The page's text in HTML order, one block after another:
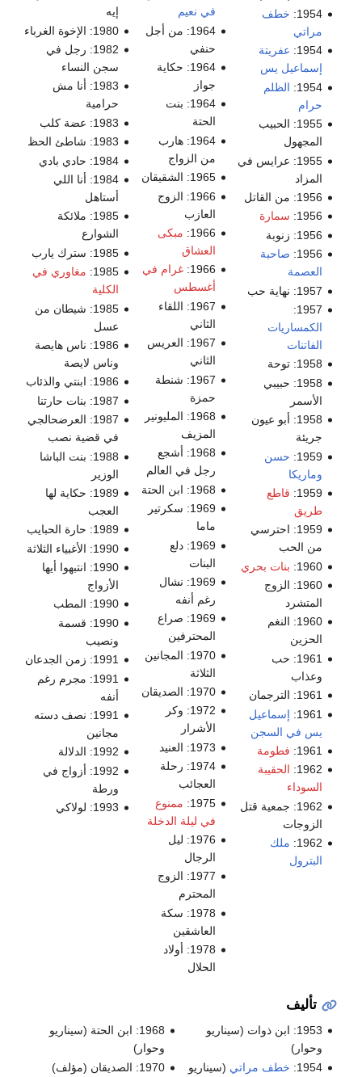
1954: خطف
مراتي
1954: عفريتة
إسماعيل يس
1954: الظلم
حرام
1955: الحبيب
المجهول
1955: عرايس في
المزاد
1956: من القاتل
1956: سمارة
1956: زنوبة
1956: صاحبة
العصمة
1957: نهاية حب
1957:
الكمساريات
الفاتنات
1958: توحة
1958: حبيبي
الأسمر
1958: أبو عيون
جريئة
1959: حسن
وماريكا
1959: قاطع
طريق
1959: احترسي
من الحب
1960: بنات بحري
1960: الزوج
المتشرد
1960: النغم
الحزين
1961: حب
وعذاب
1961: الترجمان
1961: إسماعيل
يس في السجن
1961: فطومة
1962: الحقيبة
السوداء
1962: جمعية قتل
الزوجات
1962: ملك
البترول
في نعيم
1964: من أجل
حنفي
1964: حكاية
1964: بنت
الحتة
1964: هارب
من الزواج
1965: الشقيقان
1966: الزوج
العازب
1966: مبكى
العشاق
1966: غرام في
أغسطس
1967: اللقاء
الثاني
1967: العريس
الثاني
1967: شنطة
حمزة
1968: المليونير
المزيف
1968: أشجع
رجل في العالم
1968: ابن الحتة
1969: سكرتير
1969: دلع
البنات
1969: نشال
رغم أنفه
1969: صراع
المحترفين
1970: المجانين
الثلاثة
1970: الصديقان
1972: وكر
الأشرار
1973: العنيد
1974: رحلة
العجائب
1975: ممنوع
في ليلة الدخلة
1976: ليل
الرجال
1977: الزوج
المحترم
1978: سكة
العاشقين
1978: أولاد
الحلال
1980: الإخوة الغرباء
1982: رجل في
سجن النساء
1983: أنا مش
حرامية
1983: عضة كلب
1983: شاطئ الحظ
1984: حادي بادي
1984: أنا اللي
أستاهل
1985: ملائكة
الشوارع
1985: سترك يارب
1985: مغاوري في
الكلية
1985: شيطان من
عسل
1986: ناس هايصة
وناس لايصة
1986: ابنتي والذئاب
1987: بنات حارتنا
1987: العرضحالجي
في قضية نصب
1988: بنت الباشا
الوزير
1989: حكاية لها
العجب
1989: حارة الحبايب
1990: الأغبياء الثلاثة
1990: انتبهوا أيها
الأزواج
1990: المطب
1990: قسمة
ونصيب
1991: زمن الجدعان
1991: مجرم رغم
1991: نصف دسته
مجانين
1992: الدلالة
1992: أزواج في
ورطة
1993: لولاكي
تأليف
1953: ابن ذوات (سيناريو
وحوار)
1954: خطف مراتي(سيناريو
1968: ابن الحتة (سيناريو
وحوار)
1970: الصديقان (مؤلف)